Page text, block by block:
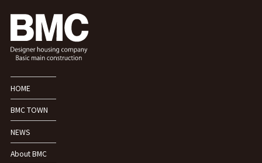
HOME
BMC TOWN
NEWS
About BMC